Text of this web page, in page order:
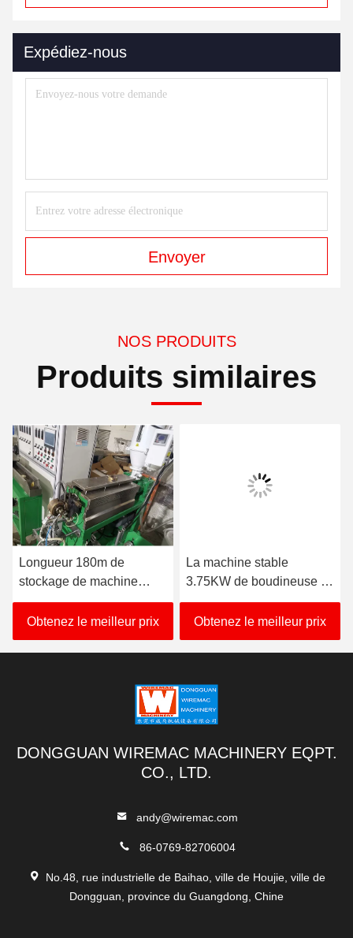
Expédiez-nous
Envoyer
NOS PRODUITS
Produits similaires
Longueur 180m de
stockage de machine
d'extrudeuse de câble de
PVC de GV pour THW
VCT
Obtenez le meilleur prix
La machine stable
3.75KW de boudineuse à
vis de double de PVC
prennent la puissance
Obtenez le meilleur prix
DONGGUAN WIREMAC MACHINERY EQPT.
CO., LTD.
andy@wiremac.com
86-0769-82706004
No.48, rue industrielle de Baihao, ville de Houjie, ville de
Dongguan, province du Guangdong, Chine